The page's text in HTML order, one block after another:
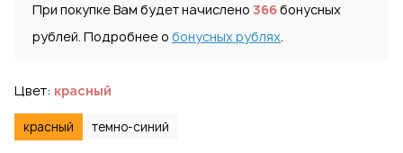
При покупке Вам будет начислено 366бонусных
рублей. Подробнее о бонусных рублях.
Цвет: красный
красный темно-синий